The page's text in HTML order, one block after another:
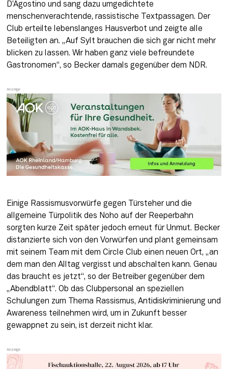
D’Agostino und sang dazu umgedichtete
menschenverachtende, rassistische Textpassagen. Der
Club erteilte lebenslanges Hausverbot und zeigte alle
Beteiligten an. „Auf Sylt brauchen die sich gar nicht mehr
blicken zu lassen. Wir haben ganz viele befreundete
Gastronomen“, so Becker damals gegenüber dem NDR.
Einige Rassismusvorwürfe gegen Türsteher und die
allgemeine Türpolitik des Noho auf der Reeperbahn
sorgten kurze Zeit später jedoch erneut für Unmut. Becker
distanzierte sich von den Vorwürfen und plant gemeinsam
mit seinem Team mit dem Circle Club einen neuen Ort, „an
dem man den Alltag vergisst und abschalten kann. Genau
das braucht es jetzt“, so der Betreiber gegenüber dem
„Abendblatt“. Ob das Clubpersonal an speziellen
Schulungen zum Thema Rassismus, Antidiskriminierung und
Awareness teilnehmen wird, um in Zukunft besser
gewappnet zu sein, ist derzeit nicht klar.